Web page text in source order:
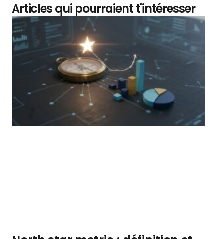
Articles qui pourraient t'intéresser